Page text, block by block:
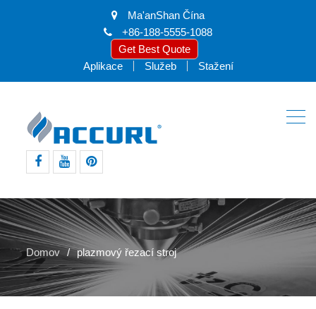
Ma'anShan Čína
+86-188-5555-1088
Get Best Quote
Aplikace
Služeb Stažení
Domov plazmový řezací stroj